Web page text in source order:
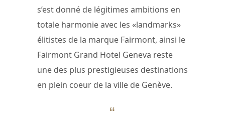
s’est donné de légitimes ambitions en
totale harmonie avec les «landmarks»
élitistes de la marque Fairmont, ainsi le
Fairmont Grand Hotel Geneva reste
une des plus prestigieuses destinations
en plein coeur de la ville de Genève.